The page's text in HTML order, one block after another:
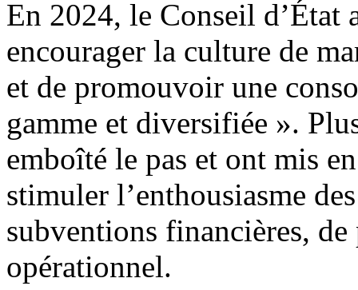
En 2024, le Conseil d’État
encourager la culture de
et de promouvoir une
gamme et diversifiée ».
emboîté le pas et ont mis
stimuler l’enthousiasme
subventions financières,
opérationnel.